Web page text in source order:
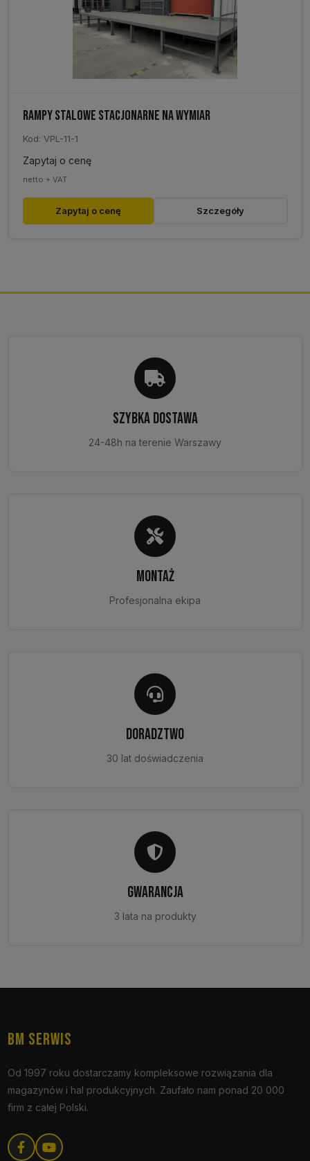
RAMPY STALOWE STACJONARNE NA WYMIAR
Kod: VPL-11-1
Zapytaj o cenę
netto + VAT
Zapytaj o cenę Szczegóły
SZYBKA DOSTAWA
24-48h na terenie Warszawy
MONTAŻ
Profesjonalna ekipa
DORADZTWO
30 lat doświadczenia
GWARANCJA
3 lata na produkty
BM SERWIS
Od 1997 roku dostarczamy kompleksowe rozwiązania dla
magazynów i hal produkcyjnych. Zaufało nam ponad 20 000
firm z całej Polski.